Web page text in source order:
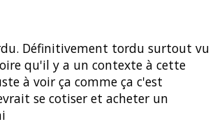
Définitivement tordu surtout vu
qu'il y a un contexte à cette
à voir ça comme ça c'est
se cotiser et acheter un